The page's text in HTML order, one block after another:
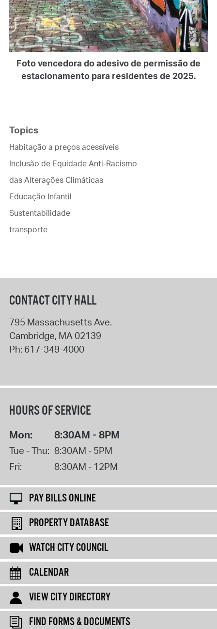
Foto vencedora do adesivo de permissão de
estacionamento para residentes de 2025.
Topics
Habitação a preços acessíveis
Inclusão de Equidade Anti-Racismo
das Alterações Climáticas
Educação Infantil
Sustentabilidade
transporte
CONTACT CITY HALL
795 Massachusetts Ave.
Cambridge, MA 02139
Ph: 617-349-4000
HOURS OF SERVICE
Mon: 8:30AM - 8PM
Tue - Thu: 8:30AM - 5PM
Fri:
8:30AM - 12PM
PAY BILLS ONLINE
PROPERTY DATABASE
WATCH CITY COUNCIL
CALENDAR
VIEW CITY DIRECTORY
FIND FORMS & DOCUMENTS